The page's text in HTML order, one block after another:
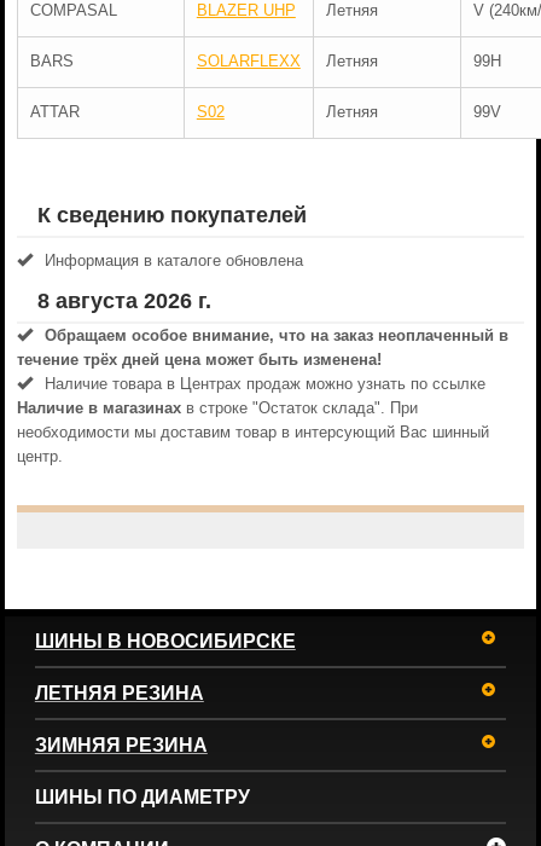
COMPASAL BLAZER UHP Летняя V
BARS SOLARFLEXX Летняя 99H
ATTAR S02 Летняя 99V
К сведению покупателей
Информация в каталоге обновлена
8 августа 2026 г.
Обращаем особое внимание, что на заказ неоплаченный в
течениe трёх дней цена может быть изменена!
Наличие товара в Центрах продаж можно узнать по ссылке
Наличие в магазинахв строке "Остаток склада". При
необходимости мы доставим товар в интерсующий Вас шинный
центр.
ШИНЫ В НОВОСИБИРСКЕ
ЛЕТНЯЯ РЕЗИНА
ЗИМНЯЯ РЕЗИНА
ШИНЫ ПО ДИАМЕТРУ